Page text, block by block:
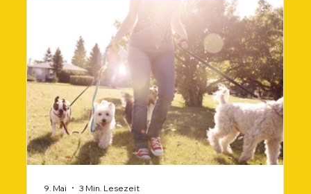
9. Mai 3 Min. Lesezeit